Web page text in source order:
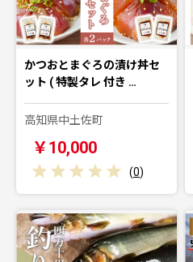
かつおとまぐろの漬け丼セ
ット ( 特製タレ 付き …
高知県中土佐町
￥10,000
(0)